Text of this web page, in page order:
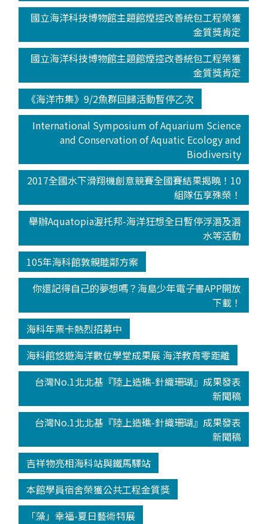
國立海洋科技博物館主題館煙控改善統包工程榮獲
金質獎肯定
國立海洋科技博物館主題館煙控改善統包工程榮獲
金質獎肯定
《海洋市集》9/2魚群回歸活動暫停乙次
International Symposium of Aquarium Science
and Conservation of Aquatic Ecology and
Biodiversity
2017全國水下滑翔機創意競賽全國賽結果揭曉！10
組隊伍享殊榮！
舉辦Aquatopia渥托邦-海洋狂想全日暫停浮潛及潛
水等活動
105年海科館敦親睦鄰方案
你還記得自己的夢想嗎？海島少年電子書APP開放
下載！
海科年票卡熱烈招募中
海科館悠遊海洋數位學堂成果展 海洋教育零距離
台灣No.1北北基『陸上造礁-針織珊瑚』成果發表
新聞稿
台灣No.1北北基『陸上造礁-針織珊瑚』成果發表
新聞稿
吉祥物亮相海科站與鐵馬驛站
本館學員宿舍榮獲公共工程金質獎
「藻」幸福-夏日藝術特展